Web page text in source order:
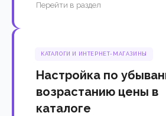
Перейти в раздел
КАТАЛОГИ И ИНТЕРНЕТ-МАГАЗИНЫ
Настройка по
возрастанию цены в
каталоге